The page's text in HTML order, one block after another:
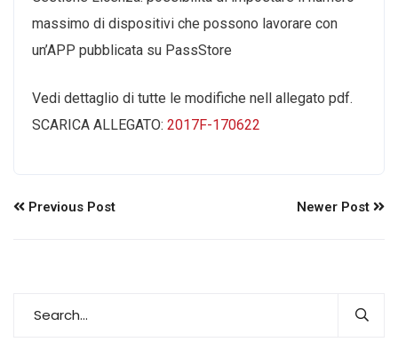
massimo di dispositivi che possono lavorare con
un’APP pubblicata su PassStore
Vedi dettaglio di tutte le modifiche nell allegato pdf.
SCARICA ALLEGATO: 2017F-170622
Previous Post Newer Post